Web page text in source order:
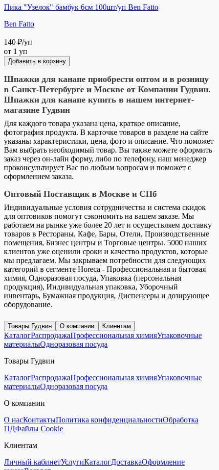
Пика "Узелок" бамбук 6см 100шт/уп Ben Fatto
Ben Fatto
140 ₽/уп
от 1 уп
Добавить в корзину
Шпажки для канапе приобрести оптом и в розницу
в Санкт-Петербурге и Москве от Компании Гудвин.
Шпажки для канапе купить в нашем интернет-
магазине Гудвин
Для каждого товара указана цена, краткое описание,
фотография продукта. В карточке товаров в разделе на сайте
указаны характеристики, цена, фото и описание. Что поможет
Вам выбрать необходимый товар. Вы также можете оформить
заказ через он-лайн форму, либо по телефону, наш менеджер
проконсультирует Вас по любым вопросам и поможет с
оформлением заказа.
Оптовый Поставщик в Москве и СПб
Индивидуальные условия сотрудничества и система скидок
для оптовиков помогут сэкономить на вашем заказе. Мы
работаем на рынке уже более 20 лет и осуществляем доставку
товаров в Рестораны, Кафе, Бары, Отели, Производственные
помещения, Бизнес центры и Торговые центры. 5000 наших
клиентов уже оценили сроки и качество продуктов, которые
мы предлагаем. Мы закрываем потребности для следующих
категорий в сегменте Horeca - Профессиональная и бытовая
химия, Одноразовая посуда, Упаковка (персональная
продукция), Индивидуальная упаковка, Уборочный
инвентарь, Бумажная продукция, Диспенсеры и дозирующее
оборудование.
Товары Гудвин О компании Клиентам
КаталогРаспродажаПрофессиональная химияУпаковочные
материалыОдноразовая посуда
Товары Гудвин
КаталогРаспродажаПрофессиональная химияУпаковочные
материалыОдноразовая посуда
О компании
О насКонтактыПолитика конфиденциальностиОбработка
ПДФайлы Cookie
Клиентам
Личный кабинетУслугиКаталогДоставкаОформление